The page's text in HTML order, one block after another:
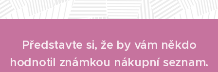
Představte si, že by vám někdo
hodnotil známkou nákupní seznam.